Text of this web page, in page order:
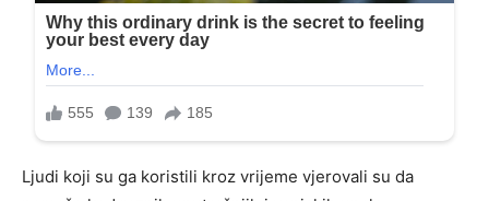
Ljudi koji su ga koristili kroz vrijeme vjerovali su da